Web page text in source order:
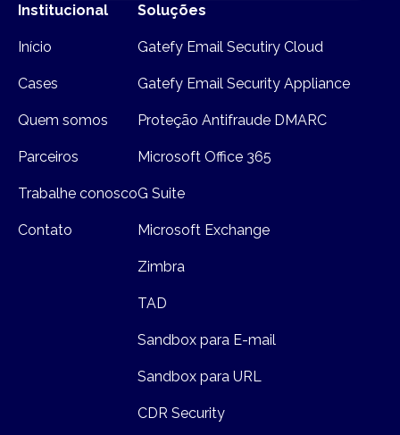
Institucional
Início
Cases
Quem somos
Parceiros
Trabalhe conosco
Contato
Soluções
Gatefy Email Secutiry Cloud
Gatefy Email Security Appliance
Proteção Antifraude DMARC
Microsoft Office 365
G Suite
Microsoft Exchange
Zimbra
TAD
Sandbox para E-mail
Sandbox para URL
CDR Security